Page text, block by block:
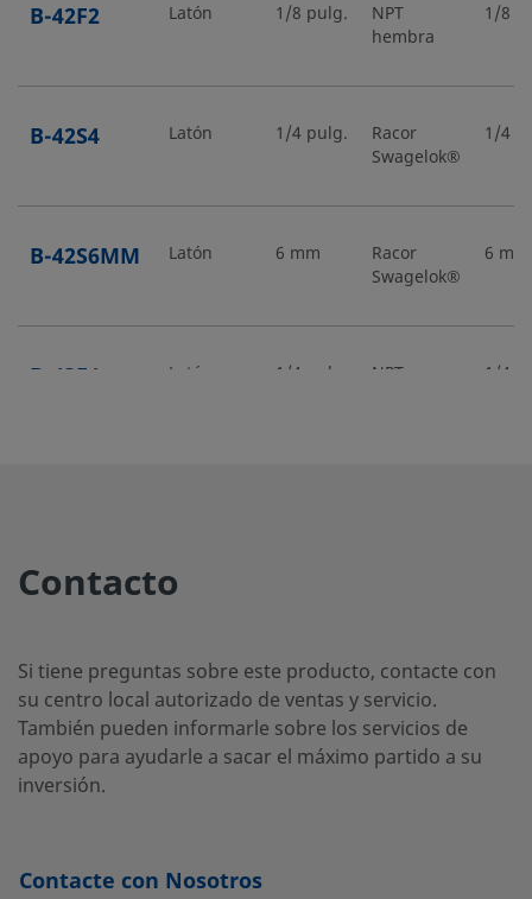
B-42F2 Latón 1/8 pulg.
NPT
hembra
1/8
B-42S4 Latón 1/4 pulg.
Racor
Swagelok®
1/4
B-42S6MM Latón 6 mm
Racor
Swagelok®
6 mm
B-43F4 Latón 1/4 pulg.
NPT
1/4
B-43S4 Latón 1/4 pulg.
Racor
Swagelok®
B-43S4-
Contacto
Si tiene preguntas sobre este producto, contacte con
su centro local autorizado de ventas y servicio.
También pueden informarle sobre los servicios de
apoyo para ayudarle a sacar el máximo partido a su
inversión.
Contacte con Nosotros